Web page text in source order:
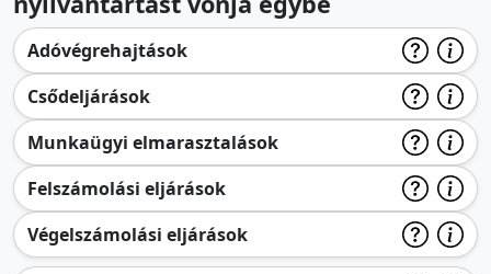
Adóvégrehajtások
Csődeljárások
Munkaügyi elmarasztalások
Felszámolási eljárások
Végelszámolási eljárások